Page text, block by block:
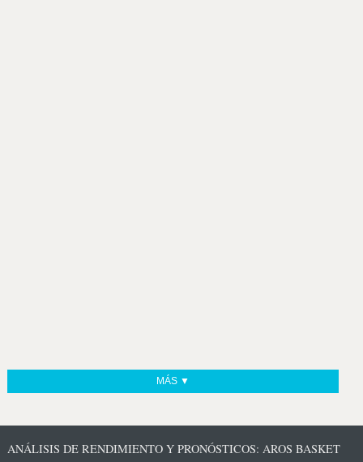
MÁS ▼
ANÁLISIS DE RENDIMIENTO Y PRONÓSTICOS: AROS BASKET